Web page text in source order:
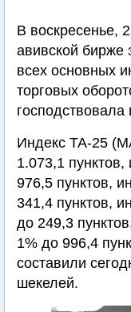
В воскресенье,
авивской бирже
всех основных
торговых
господствовала
Индекс ТА-25
1.073,1
976,5 пунктов,
341,4 пунктов,
до 249,3
1% до 996,4
составили
шекелей.